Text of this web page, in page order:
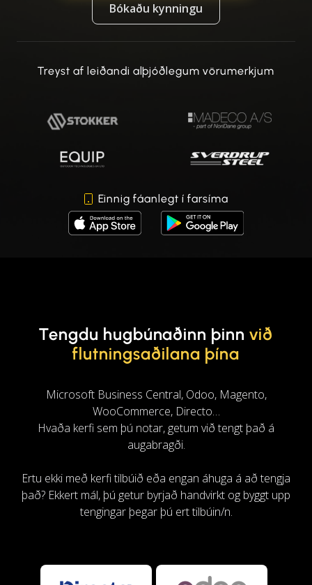
Bókaðu kynningu
Treyst af leiðandi alþjóðlegum vörumerkjum
Einnig fáanlegt í farsíma
Tengdu hugbúnaðinn þinn við
flutningsaðilana þína
Microsoft Business Central, Odoo, Magento,
WooCommerce, Directo…
Hvaða kerfi sem þú notar, getum við tengt það á
augabragði.
Ertu ekki með kerfi tilbúið eða engan áhuga á að tengja
það? Ekkert mál, þú getur byrjað handvirkt og byggt upp
tengingar þegar þú ert tilbúin/n.